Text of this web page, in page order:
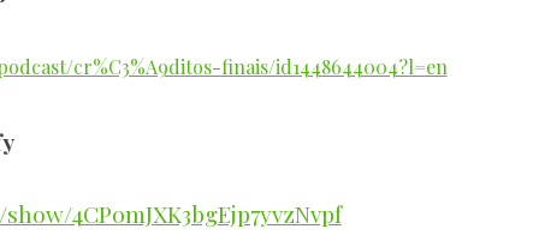
cr%C3%A9ditos-finais/id1448644004?l=en
4CP0mJXK3bgEjp7yvzNvpf